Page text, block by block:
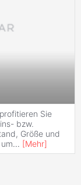
Sie
bzw.
Größe und
... [Mehr]